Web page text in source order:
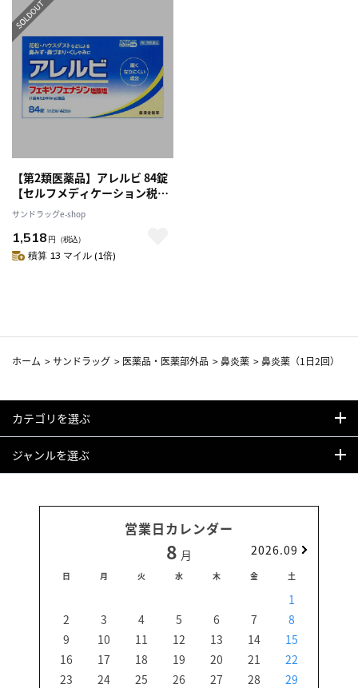
【第2類医薬品】アレルビ 84錠
【セルフメディケーション税制
対象】
サンドラッグe-shop
1,518 円 （税込）
積算 13 マイル (1倍)
ホーム >サンドラッグ > 医薬品・医薬部外品 >鼻炎薬 >鼻炎薬（1日2回）
カテゴリを選ぶ
ジャンルを選ぶ
営業日カレンダー
8 月 2026.09
日 月 火 水 木 金 土
1
2
3 4 5 6 7
8
9
10 11 12 13 14
15
16
17 18 19 20 21
22
23
24 25 26 27 28
29